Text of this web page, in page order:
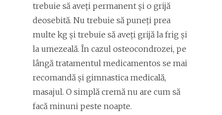
trebuie să aveți permanent și o grijă
deosebită. Nu trebuie să puneți prea
multe kg și trebuie să aveți grijă la frig și
la umezeală. În cazul osteocondrozei, pe
lângă tratamentul medicamentos se mai
recomandă și gimnastica medicală,
masajul. O simplă cremă nu are cum să
facă minuni peste noapte.